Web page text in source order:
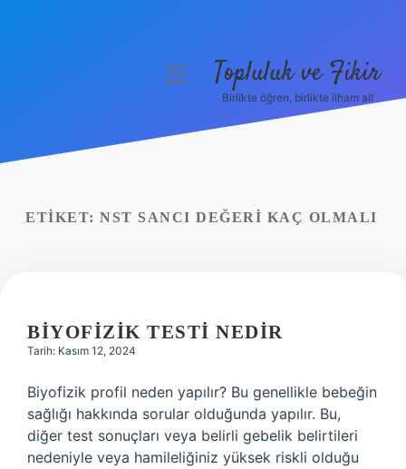
Yasal Uyarı
menüyüTopluluk ve Fikir
Birlikte öğren, birlikte ilham al!
ETIKET: NST SANCI DEĞERI KAÇ OLMALI
BIYOFIZIK TESTI NEDIR
Tarih: Kasım 12, 2024
Biyofizik profil neden yapılır? Bu genellikle bebeğin
sağlığı hakkında sorular olduğunda yapılır. Bu,
diğer test sonuçları veya belirli gebelik belirtileri
nedeniyle veya hamileliğiniz yüksek riskli olduğu